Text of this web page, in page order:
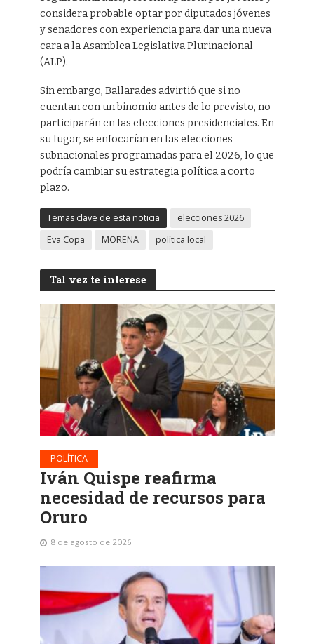
considera probable optar por diputados jóvenes
y senadores con experiencia para dar una nueva
cara a la Asamblea Legislativa Plurinacional
(ALP).
Sin embargo, Ballarades advirtió que si no
cuentan con un binomio antes de lo previsto, no
participarán en las elecciones presidenciales. En
su lugar, se enfocarían en las elecciones
subnacionales programadas para el 2026, lo que
podría cambiar su estrategia política a corto
plazo.
Temas clave de esta noticia
elecciones 2026
Eva Copa
MORENA política local
Tal vez te interese
POLÍTICA
Iván Quispe reafirma
necesidad de recursos para
Oruro
8 de agosto de 2026